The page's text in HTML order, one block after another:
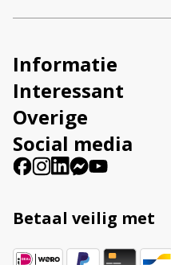
:
Informatie
Interessant
Overige
Social media
Betaal veilig met